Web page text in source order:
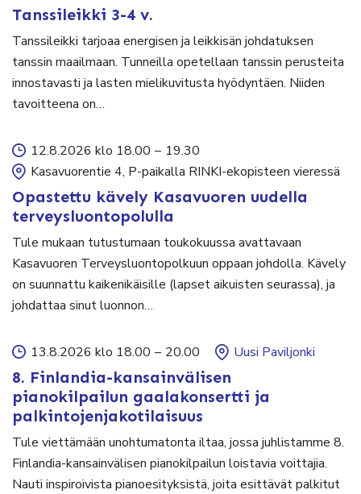
Tanssileikki 3-4 v.
Tanssileikki tarjoaa energisen ja leikkisän johdatuksen
tanssin maailmaan. Tunneilla opetellaan tanssin perusteita
innostavasti ja lasten mielikuvitusta hyödyntäen. Niiden
tavoitteena on…
12.8.2026 klo 18.00 – 19.30
Kasavuorentie 4, P-paikalla RINKI-ekopisteen vieressä
Opastettu kävely Kasavuoren uudella
terveysluontopolulla
Tule mukaan tutustumaan toukokuussa avattavaan
Kasavuoren Terveysluontopolkuun oppaan johdolla. Kävely
on suunnattu kaikenikäisille (lapset aikuisten seurassa), ja
johdattaa sinut luonnon…
13.8.2026 klo 18.00 – 20.00 Uusi Paviljonki
8. Finlandia-kansainvälisen
pianokilpailun gaalakonsertti ja
palkintojenjakotilaisuus
Tule viettämään unohtumatonta iltaa, jossa juhlistamme 8.
Finlandia-kansainvälisen pianokilpailun loistavia voittajia.
Nauti inspiroivista pianoesityksistä, joita esittävät palkitut